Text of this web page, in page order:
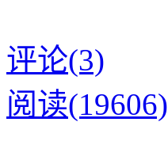
评论(3)
阅读(19606)